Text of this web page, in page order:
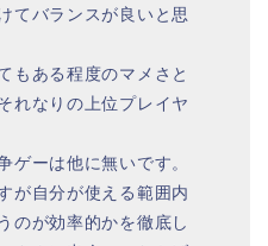
てバランスが良いと思
もある程度のマメさと
れなりの上位プレイヤ
ゲーは他に無いです。
が自分が使える範囲内
のが効率的かを徹底し